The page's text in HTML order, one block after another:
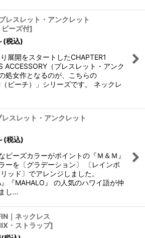
レスレット・アンクレット
ビーズ付]
(税込)
展開をスタートしたCHAPTER1
ACCESSORY（ブレスレット・アンク
処女作となるのが、こちらの
（ビーチ）」シリーズです。 ネックレ
スレット・アンクレット
(税込)
ビーズカラーがポイントの『Ｍ＆Ｍ』
ーを〔グラデーション〕 〔レインボ
ッド〕でアレンジしました。
』『MAHALO』 の人気のハワイ語が仲
し…
｜ネックレス
・ストラップ]